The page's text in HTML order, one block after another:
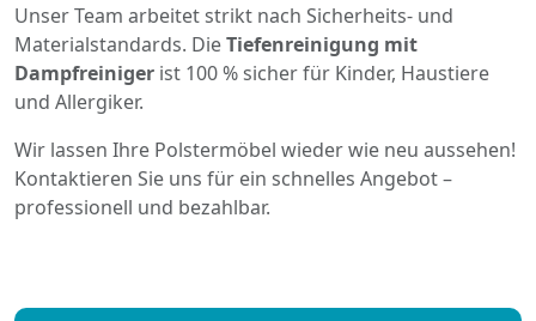
Unser Team arbeitet strikt nach Sicherheits- und
Materialstandards. DieTiefenreinigung mit
Dampfreiniger ist 100 % sicher für Kinder, Haustiere
und Allergiker.
Wir lassen Ihre Polstermöbel wieder wie neu aussehen!
Kontaktieren Sie uns für ein schnelles Angebot –
professionell und bezahlbar.